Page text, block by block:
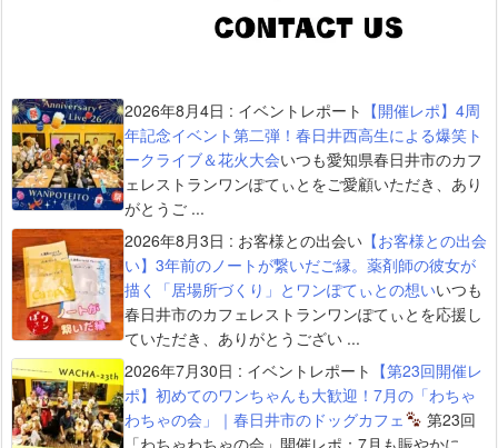
2026年8月4日 : イベントレポート 【開催レポ】4周
年記念イベント第二弾！春日井西高生による爆笑ト
ークライブ＆花火大会いつも愛知県春日井市のカフ
ェレストランワンぽてぃとをご愛顧いただき、あり
がとうご ...
2026年8月3日 : お客様との出会い 【お客様との出会
い】3年前のノートが繋いだご縁。薬剤師の彼女が
描く「居場所づくり」とワンぽてぃとの想いいつも
春日井市のカフェレストランワンぽてぃとを応援し
ていただき、ありがとうござい ...
2026年7月30日 : イベントレポート 【第23回開催レ
ポ】初めてのワンちゃんも大歓迎！7月の「わちゃ
わちゃの会」｜春日井市のドッグカフェ
第23回
「わちゃわちゃの会」開催レポ：7月も賑やかに、